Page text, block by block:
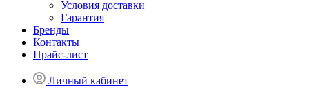
Условия доставки
Гарантия
Бренды
Контакты
Прайс-лист
Личный кабинет